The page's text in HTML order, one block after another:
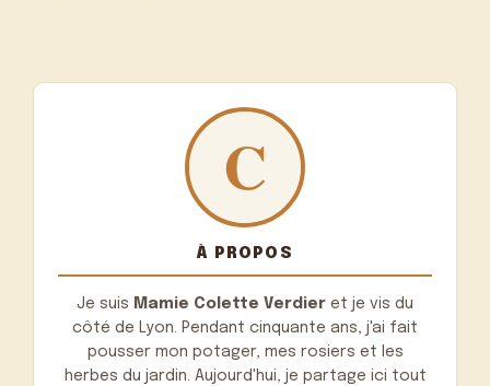
À PROPOS
Je suis Mamie Colette Verdier et je vis du
côté de Lyon. Pendant cinquante ans, j'ai fait
pousser mon potager, mes rosiers et les
herbes du jardin. Aujourd'hui, je partage ici tout